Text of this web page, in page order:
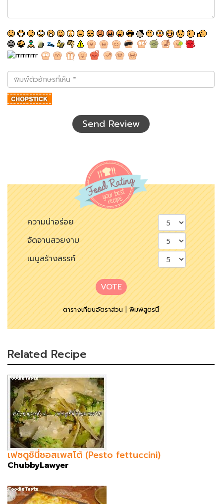
พิมพ์
ตัว
อักษร
ที่
Send Review
ความน่าอร่อย
จัดจานสวยงาม
เมนูสร้างสรรค์
VOTE
ตารางเทียบอัตราส่วน|พิมพ์สูตรนี้
Related Recipe
เฟซตูชินี่ซอสเพสโต้ (Pesto fettuccini)
ChubbyLawyer